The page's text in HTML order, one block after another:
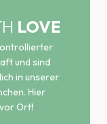
LOVE
und sind
in unserer
Hier
Ort!